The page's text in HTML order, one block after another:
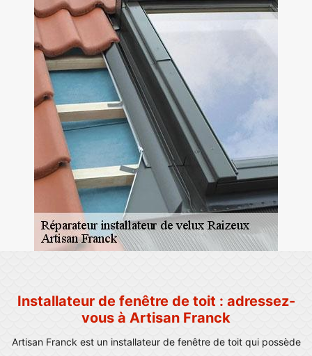
Installateur de fenêtre de toit : adressez-
vous à Artisan Franck
Artisan Franck est un installateur de fenêtre de toit qui possède